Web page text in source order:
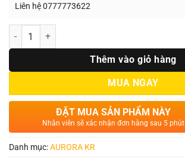
Liên hệ 0777773622
Số lượng
Thêm vào giỏ hàng
MUA NGAY
ĐẶT MUA SẢN PHẨM NÀY
Nhân viên sẽ xác nhận đơn hàng sau 5 phút
Danh mục:AURORA KR